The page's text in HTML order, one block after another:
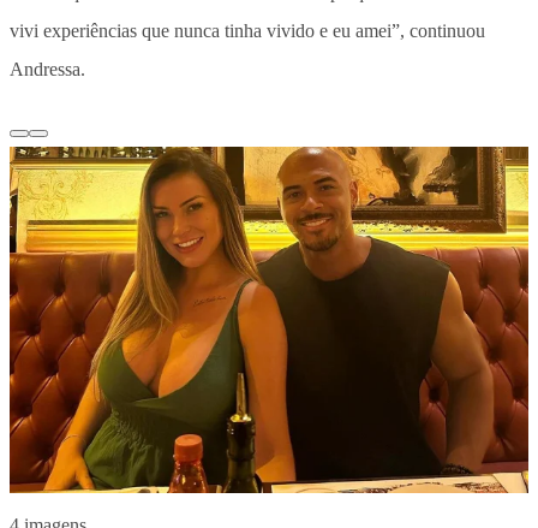
vivi experiências que nunca tinha vivido e eu amei”, continuou
Andressa.